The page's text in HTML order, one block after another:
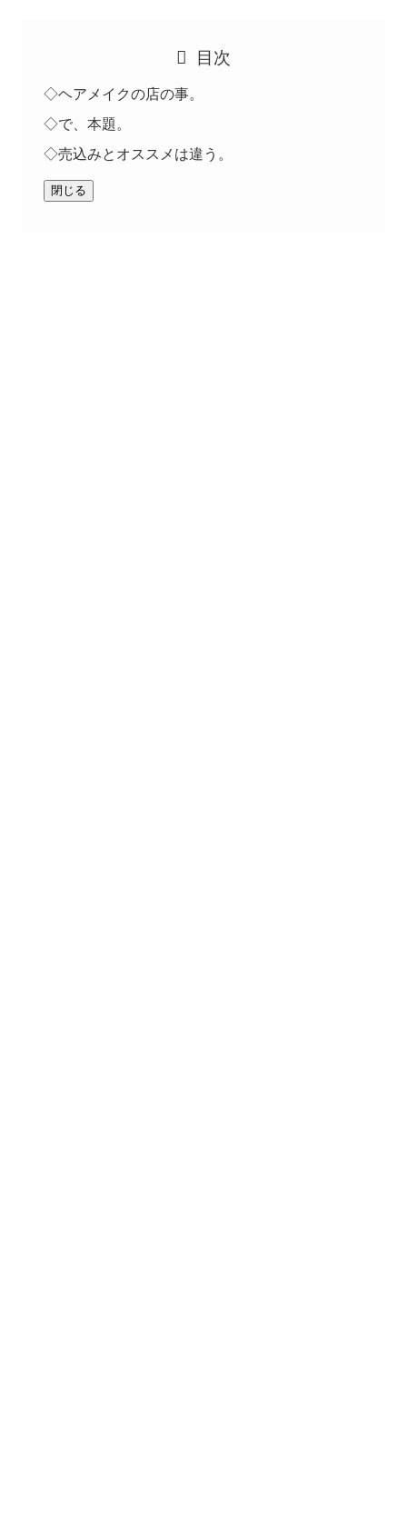
目次
◇ヘアメイクの店の事。
◇で、本題。
◇売込みとオススメは違う。
閉じる